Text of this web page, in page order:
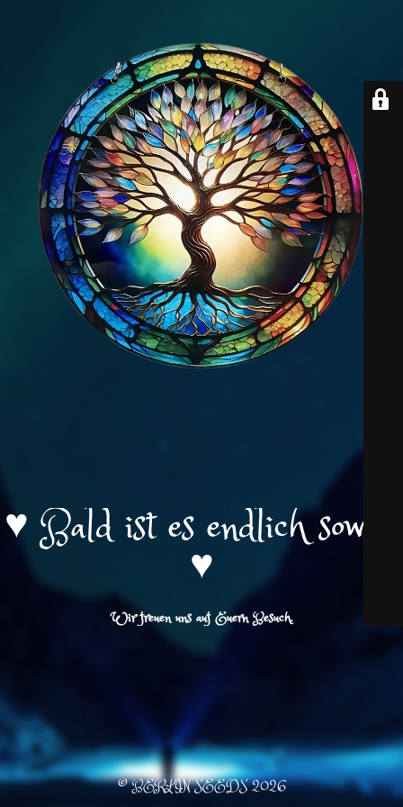
♥️ Bald ist es endlich soweit
♥️
Wir freuen uns auf Euern Besuch.
© BERLIN SEEDS 2026